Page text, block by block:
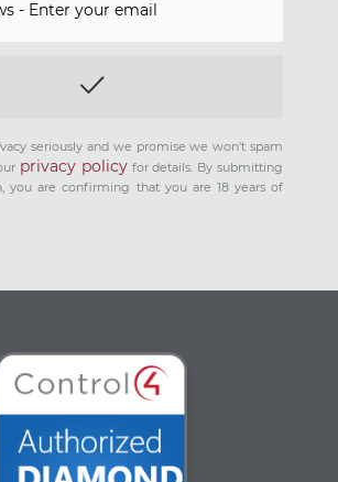
- Enter your email
seriously and we promise we won't spam
privacy policyfor details. By submitting
you are confirming that you are 18 years of